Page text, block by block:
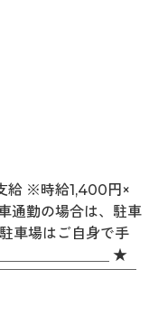
給 ※時給1,400円×
通勤の場合は、駐車
車場はご自身で手
＿＿＿＿＿＿＿ ★
￣￣￣￣￣￣￣￣